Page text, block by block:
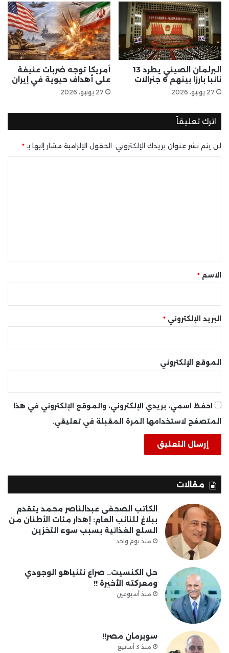
البرلمان الصيني يطرد 13
نائبا بارزا بينهم 6 جنرالات
27 يونيو، 2026
أمريكا توجه ضربات عنيفة
على أهداف حيوية في إيران
27 يونيو، 2026
اترك تعليقاً
لن يتم نشر عنوان بريدك الإلكتروني. الحقول الإلزامية مشار إليها بـ *
*الاسم *
البريد الإلكتروني *
الموقع الإلكتروني
احفظ اسمي، بريدي الإلكتروني، والموقع الإلكتروني في هذا
المتصفح لاستخدامها المرة المقبلة في تعليقي.
مقالات
الكاتب الصحفى عبدالناصر محمد يتقدم
ببلاغ للنائب العام: إهدار مئات الأطنان من
السلع الغذائية بسبب سوء التخزين
منذ يوم واحد
حل الكنسيت.. صراع نتنياهو الوجودي
ومعركته الأخيرة !!
منذ أسبوعين
سوبرمان مصر!!
منذ 3 أسابيع